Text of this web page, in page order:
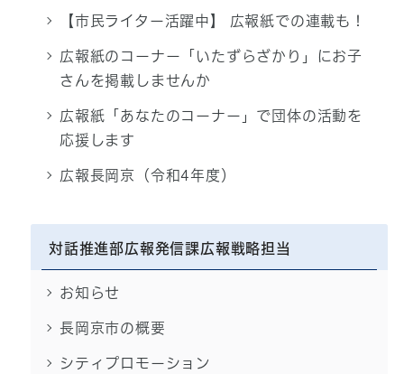
【市民ライター活躍中】 広報紙での連載も！
広報紙のコーナー「いたずらざかり」にお子
さんを掲載しませんか
広報紙「あなたのコーナー」で団体の活動を
応援します
広報長岡京（令和4年度）
対話推進部広報発信課広報戦略担当
お知らせ
長岡京市の概要
シティプロモーション